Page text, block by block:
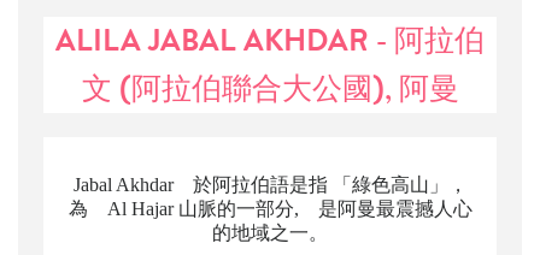
ALILA JABAL AKHDAR - 阿拉伯
文 (阿拉伯聯合大公國), 阿曼
Jabal Akhdar 於阿拉伯語是指 「綠色高山」，
為 Al Hajar 山脈的一部分, 是阿曼最震撼人心
的地域之一。